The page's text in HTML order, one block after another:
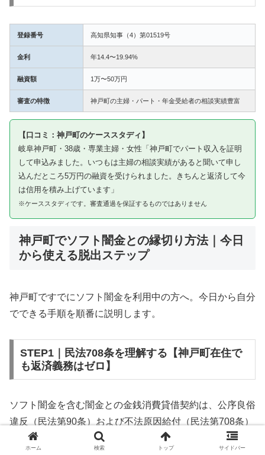
登録番号 高知県知事（4）第01519号
金利 年14.4〜19.94%
融資額 1万〜50万円
審査の特徴 神戸町の主婦・パート・年金受給者の相談実績豊富
【口コミ：神戸町のケーススタディ】
岐阜神戸町・38歳・専業主婦・女性「神戸町でパート収入を証明
して申込みました。いつもは主婦の相談実績があると聞いて申し
込んだところ5万円の融資を受けられました。きちんと返済して今
は信用を積み上げています」
※ケーススタディです。審査通過を保証するものではありません
神戸町でソフト闇金との縁切り方法｜今日
から使える脱出ステップ
神戸町ですでにソフト闇金を利用中の方へ。今日から自分
でできる手順を順番に説明します。
STEP1｜民法708条を理解する【神戸町在住で
も返済義務はゼロ】
ソフト闇金を含む闇金との金銭消費貸借契約は、公序良俗
違反（民法第90条）および不法原因給付（民法第708条）
に該当するため、法的には無効です。神戸町在住であって
ホーム 検索 トップ サイドバー